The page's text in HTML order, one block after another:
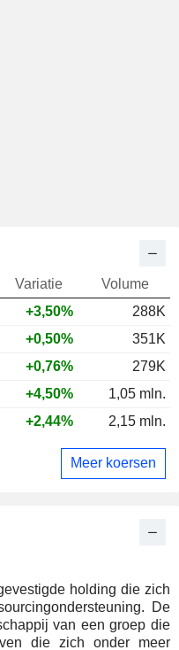
holding die zich
De
van een groep die
die zich onder meer
Variatie
Volume
+3,50%
288K
+0,50%
351K
+0,76%
279K
+4,50%
1,05 mln.
+2,44% 2,15 mln.
Meer koersen